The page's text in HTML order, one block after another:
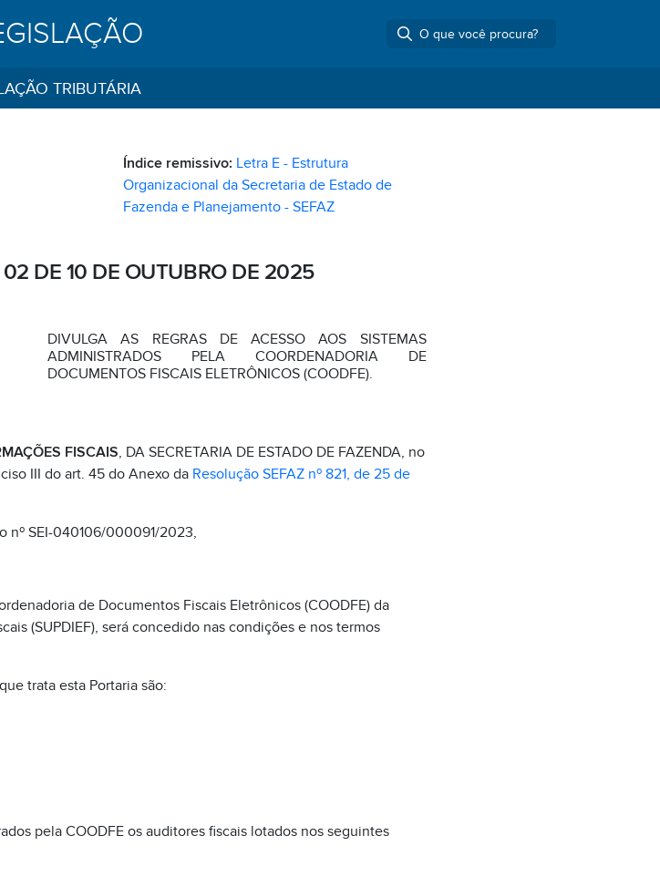
TRIBUTÁRIA
Índice remissivo: Letra E - Estrutura
Organizacional da Secretaria de Estado de
Fazenda e Planejamento - SEFAZ
02 DE 10 DE OUTUBRO DE 2025
DIVULGA AS REGRAS DE ACESSO AOS SISTEMAS
ADMINISTRADOS PELA COORDENADORIA DE
DOCUMENTOS FISCAIS ELETRÔNICOS (COODFE).
FISCAIS, DA SECRETARIA DE ESTADO DE FAZENDA, no
III do art. 45 do Anexo da Resolução SEFAZ nº 821, de 25 de
nº SEI-040106/000091/2023,
de Documentos Fiscais Eletrônicos (COODFE) da
(SUPDIEF), será concedido nas condições e nos termos
trata esta Portaria são:
pela COODFE os auditores fiscais lotados nos seguintes